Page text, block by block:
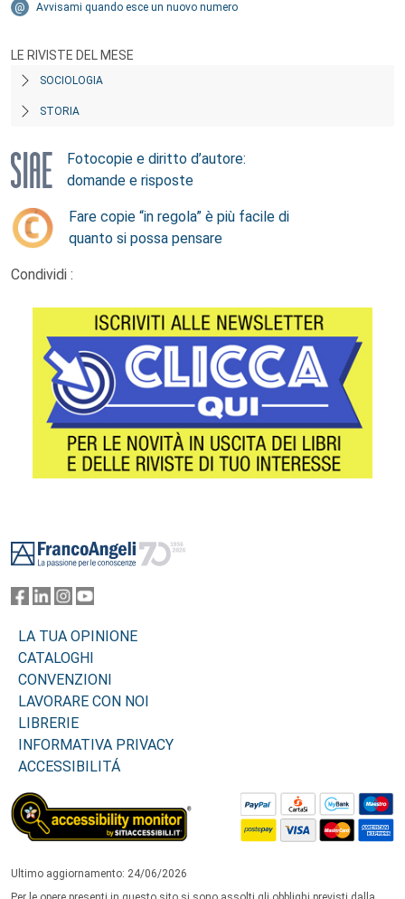
Avvisami quando esce un nuovo numero
LE RIVISTE DEL MESE
SOCIOLOGIA
STORIA
Fotocopie e diritto d’autore:
domande e risposte
Fare copie “in regola” è più facile di
quanto si possa pensare
Condividi :
LA TUA OPINIONE
CATALOGHI
CONVENZIONI
LAVORARE CON NOI
LIBRERIE
INFORMATIVA PRIVACY
ACCESSIBILITÁ
Ultimo aggiornamento: 24/06/2026